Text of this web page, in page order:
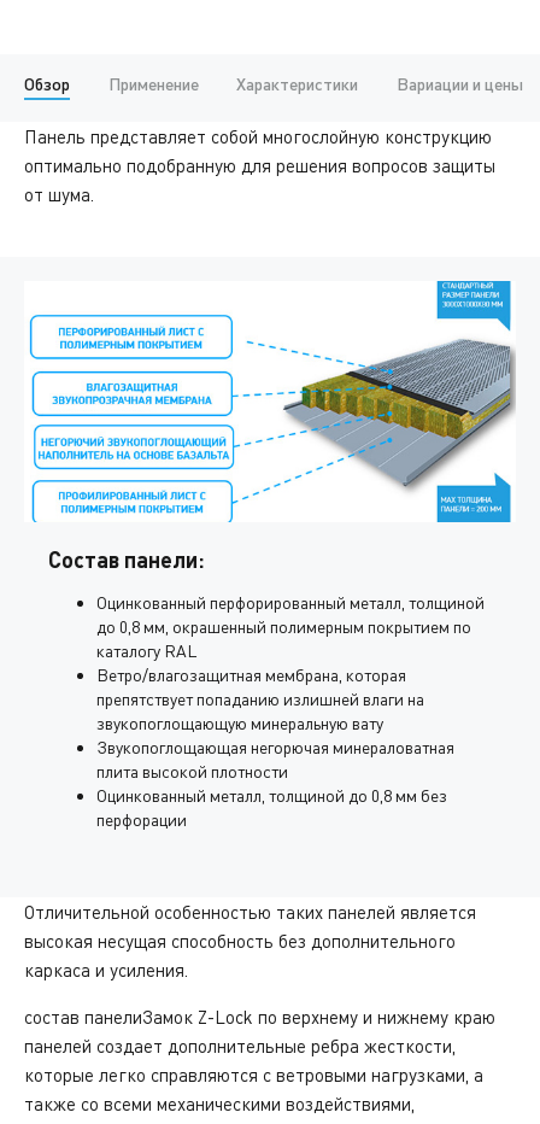
Обзор Применение Характеристики Вариации и цены
Панель представляет собой многослойную конструкцию
оптимально подобранную для решения вопросов защиты
от шума.
Состав панели:
Оцинкованный перфорированный металл, толщиной
до 0,8 мм, окрашенный полимерным покрытием по
каталогу RAL
Ветро/влагозащитная мембрана, которая
препятствует попаданию излишней влаги на
звукопоглощающую минеральную вату
Звукопоглощающая негорючая минераловатная
плита высокой плотности
Оцинкованный металл, толщиной до 0,8 мм без
перфорации
Отличительной особенностью таких панелей является
высокая несущая способность без дополнительного
каркаса и усиления.
состав панелиЗамок Z-Lock по верхнему и нижнему краю
панелей создает дополнительные ребра жесткости,
которые легко справляются с ветровыми нагрузками, а
также со всеми механическими воздействиями,